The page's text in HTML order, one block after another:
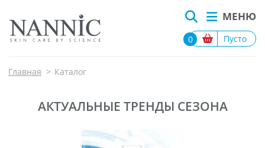
МЕНЮ
0 Пусто
Главная > Каталог
АКТУАЛЬНЫЕ ТРЕНДЫ СЕЗОНА